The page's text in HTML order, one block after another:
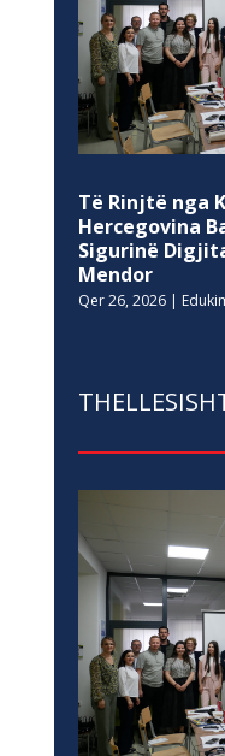
Të Rinjtë nga
Hercegovina
Sigurinë
Mendor
Qer 26, 2026|